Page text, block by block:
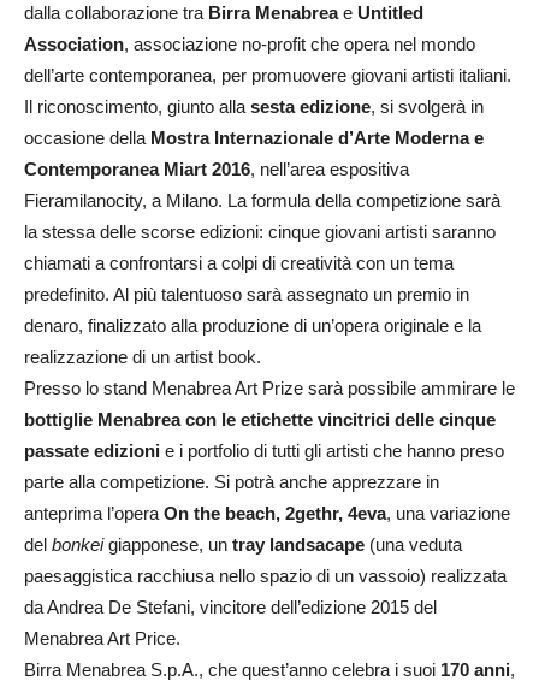
dalla collaborazione tra Birra Menabreae Untitled
Association, associazione no-profit che opera nel mondo
dell’arte contemporanea, per promuovere giovani artisti italiani.
Il riconoscimento, giunto alla sesta edizione, si svolgerà in
occasione della Mostra Internazionale d’Arte Moderna e
Contemporanea Miart 2016, nell’area espositiva
Fieramilanocity, a Milano. La formula della competizione sarà
la stessa delle scorse edizioni: cinque giovani artisti saranno
chiamati a confrontarsi a colpi di creatività con un tema
predefinito. Al più talentuoso sarà assegnato un premio in
denaro, finalizzato alla produzione di un’opera originale e la
realizzazione di un artist book.
Presso lo stand Menabrea Art Prize sarà possibile ammirare le
bottiglie Menabrea con le etichette vincitrici delle cinque
passate edizioni e i portfolio di tutti gli artisti che hanno preso
parte alla competizione. Si potrà anche apprezzare in
anteprima l’opera On the beach, 2gethr, 4eva, una variazione
del bonkeigiapponese, un tray landsacape (una veduta
paesaggistica racchiusa nello spazio di un vassoio) realizzata
da Andrea De Stefani, vincitore dell’edizione 2015 del
Menabrea Art Price.
Birra Menabrea S.p.A., che quest’anno celebra i suoi 170 anni,